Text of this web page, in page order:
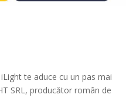
te aduce cu un pas mai
SRL, producător român de